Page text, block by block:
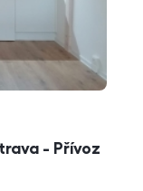
- Přívoz